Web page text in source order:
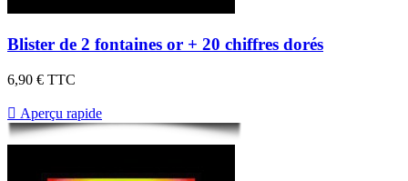
Blister de 2 fontaines or + 20 chiffres dorés
6,90 € TTC
 Aperçu rapide